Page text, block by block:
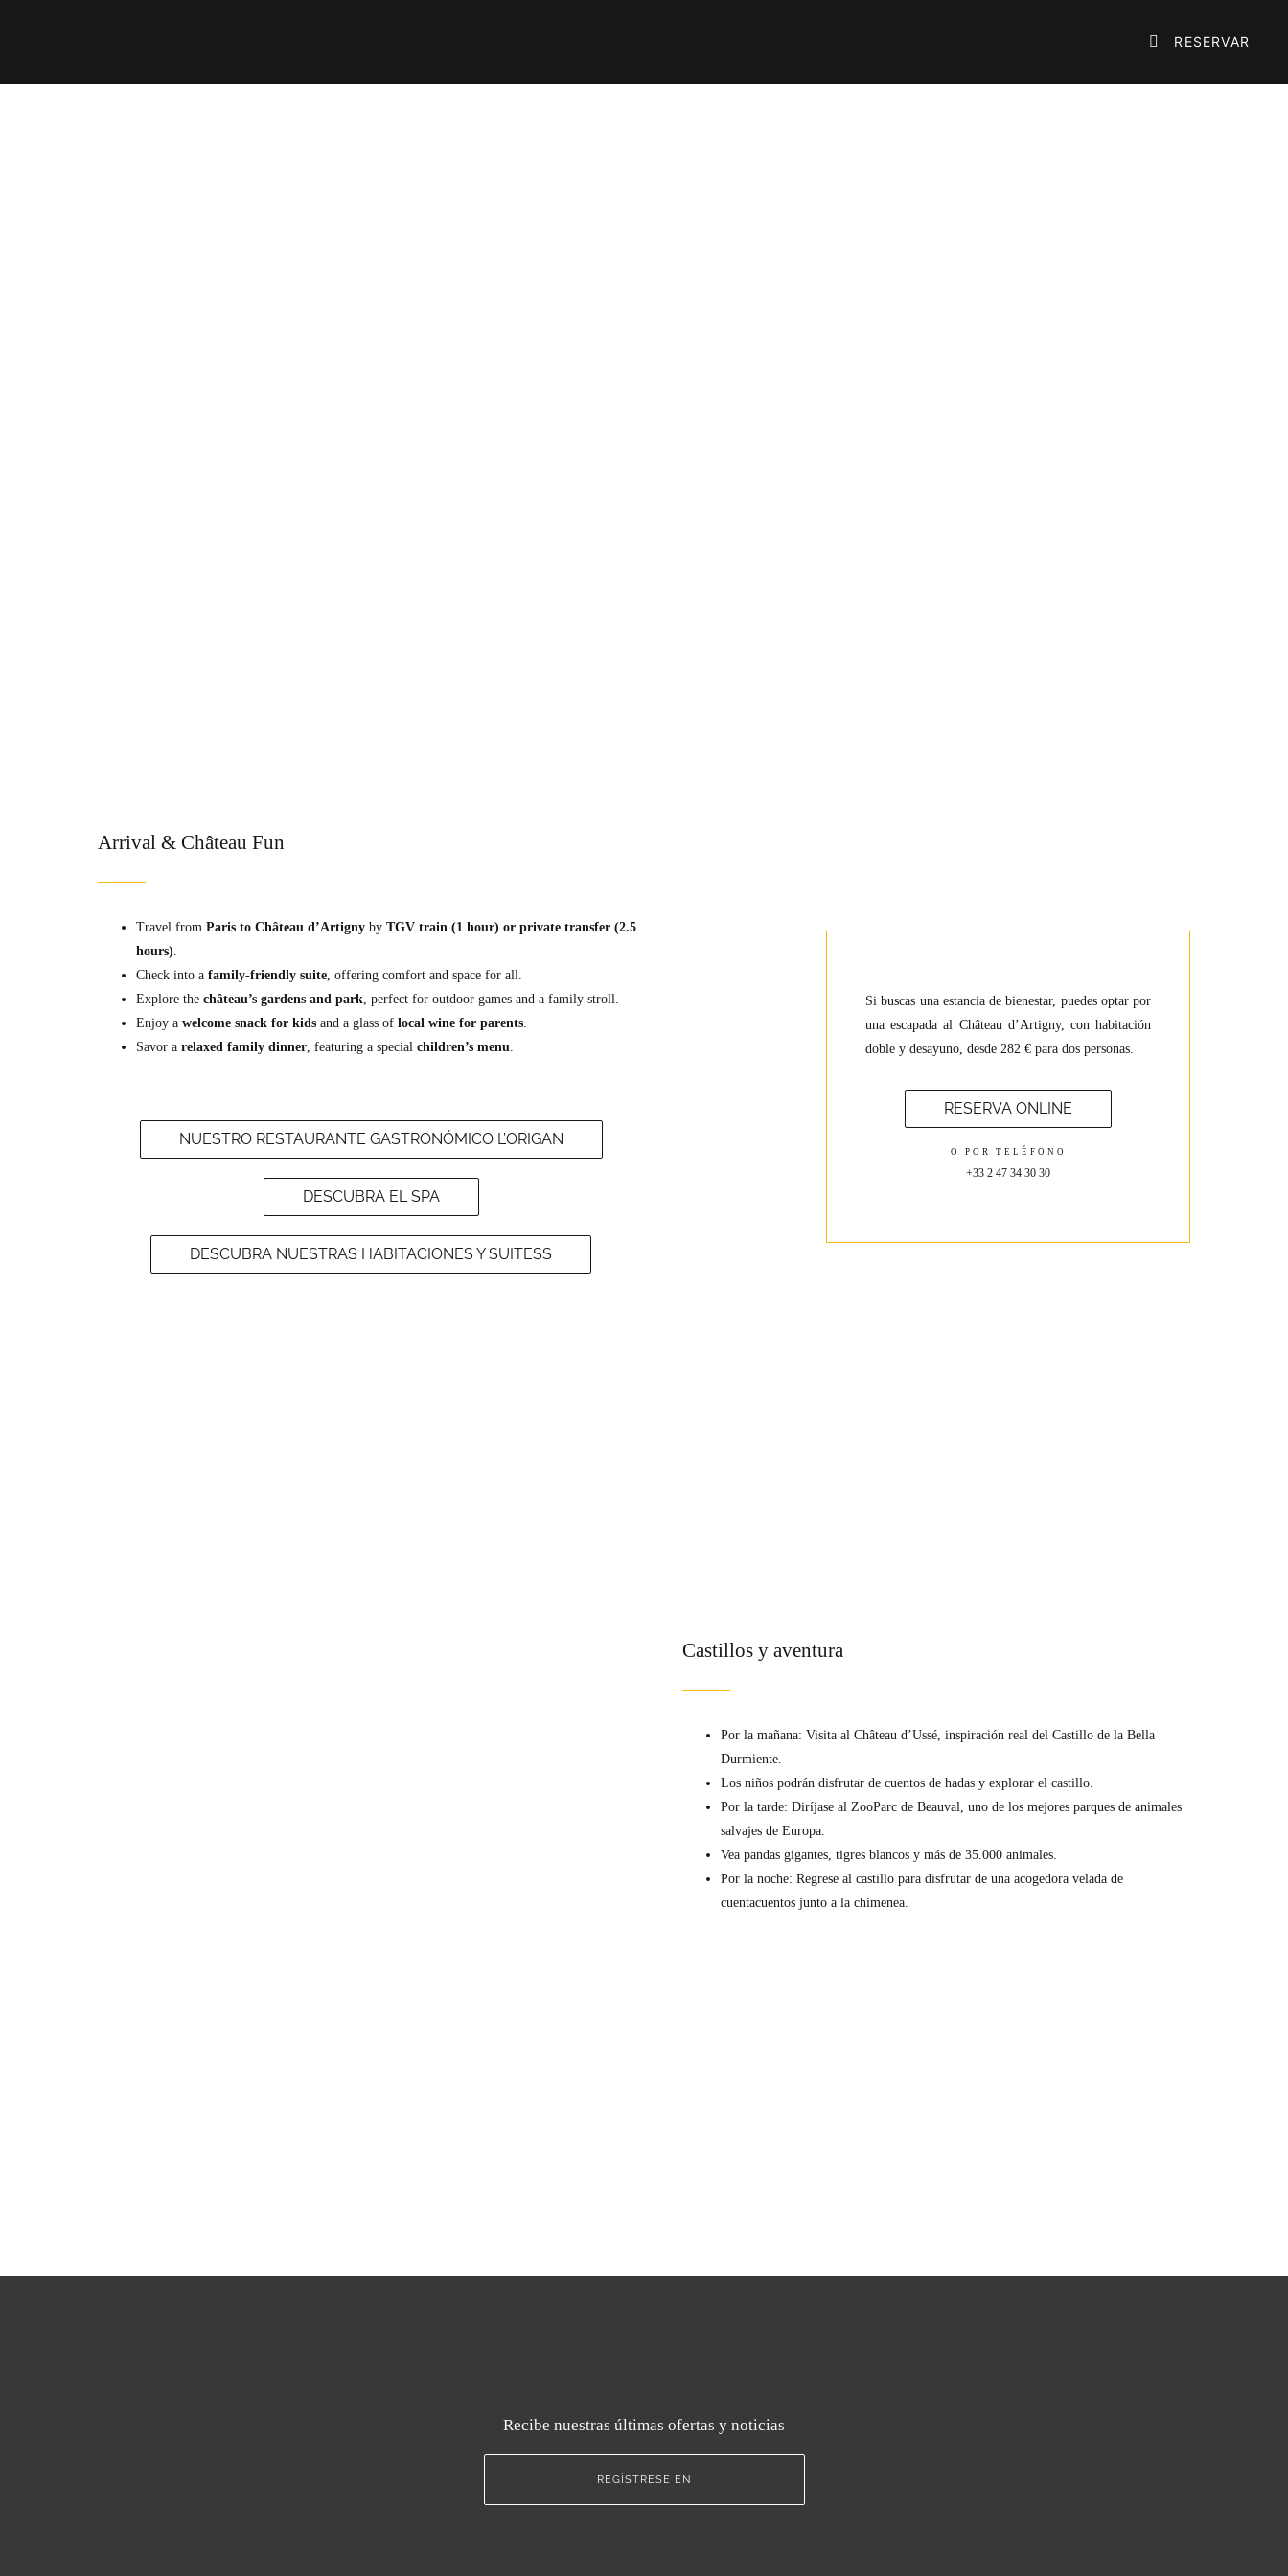
 RESERVAR
Arrival & Château Fun
Travel from Paris to Château d’Artigny by TGV train (1 hour) or private transfer (2.5
hours).
Check into a family-friendly suite, offering comfort and space for all.
Explore the château’s gardens and park, perfect for outdoor games and a family stroll.
Enjoy a welcome snack for kids and a glass of local wine for parents.
Savor a relaxed family dinner, featuring a special children’s menu.
NUESTRO RESTAURANTE GASTRONÓMICO L’ORIGAN
DESCUBRA EL SPA
DESCUBRA NUESTRAS HABITACIONES Y SUITESS
Si buscas una estancia de bienestar, puedes optar por
una escapada al Château d’Artigny, con habitación
doble y desayuno, desde 282 € para dos personas.
RESERVA ONLINE
O POR TELÉFONO
+33 2 47 34 30 30
Castillos y aventura
Por la mañana: Visita al Château d’Ussé, inspiración real del Castillo de la Bella
Durmiente.
Los niños podrán disfrutar de cuentos de hadas y explorar el castillo.
Por la tarde: Diríjase al ZooParc de Beauval, uno de los mejores parques de animales
salvajes de Europa.
Vea pandas gigantes, tigres blancos y más de 35.000 animales.
Por la noche: Regrese al castillo para disfrutar de una acogedora velada de
cuentacuentos junto a la chimenea.
Recibe nuestras últimas ofertas y noticias
REGÍSTRESE EN